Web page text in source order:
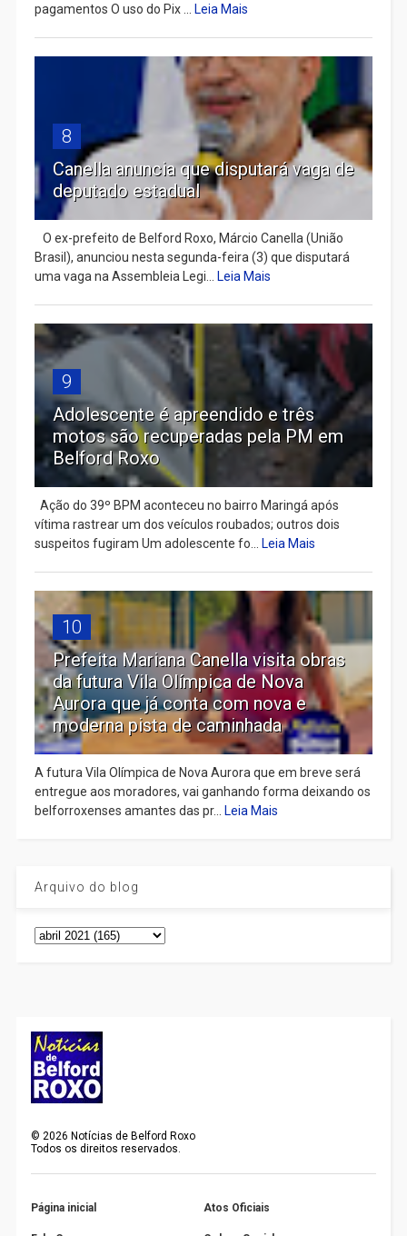
pagamentos O uso do Pix ... Leia Mais
8
Canella anuncia que disputará vaga de
deputado estadual
​ O ex-prefeito de Belford Roxo, Márcio Canella (União
Brasil), anunciou nesta segunda-feira (3) que disputará
uma vaga na Assembleia Legi... Leia Mais
9
Adolescente é apreendido e três
motos são recuperadas pela PM em
Belford Roxo
Ação do 39º BPM aconteceu no bairro Maringá após
vítima rastrear um dos veículos roubados; outros dois
suspeitos fugiram Um adolescente fo... Leia Mais
10
Prefeita Mariana Canella visita obras
da futura Vila Olímpica de Nova
Aurora que já conta com nova e
moderna pista de caminhada
A futura Vila Olímpica de Nova Aurora que em breve será
entregue aos moradores, vai ganhando forma deixando os
belforroxenses amantes das pr... Leia Mais
Arquivo do blog
©2026 Notícias de Belford Roxo
Todos os direitos reservados.
Página inicial Atos Oficiais